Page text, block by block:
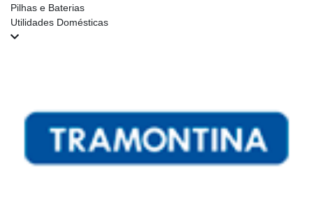
Pilhas e Baterias
Utilidades Domésticas